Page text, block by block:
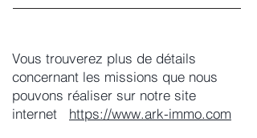
Vous trouverez plus de détails
concernant les missions que nous
pouvons réaliser sur notre site
internet https://www.ark-immo.com